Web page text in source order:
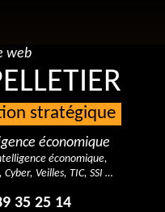
web
stratégique
économique
économique,
Veilles, TIC, SSI …
35 25 14